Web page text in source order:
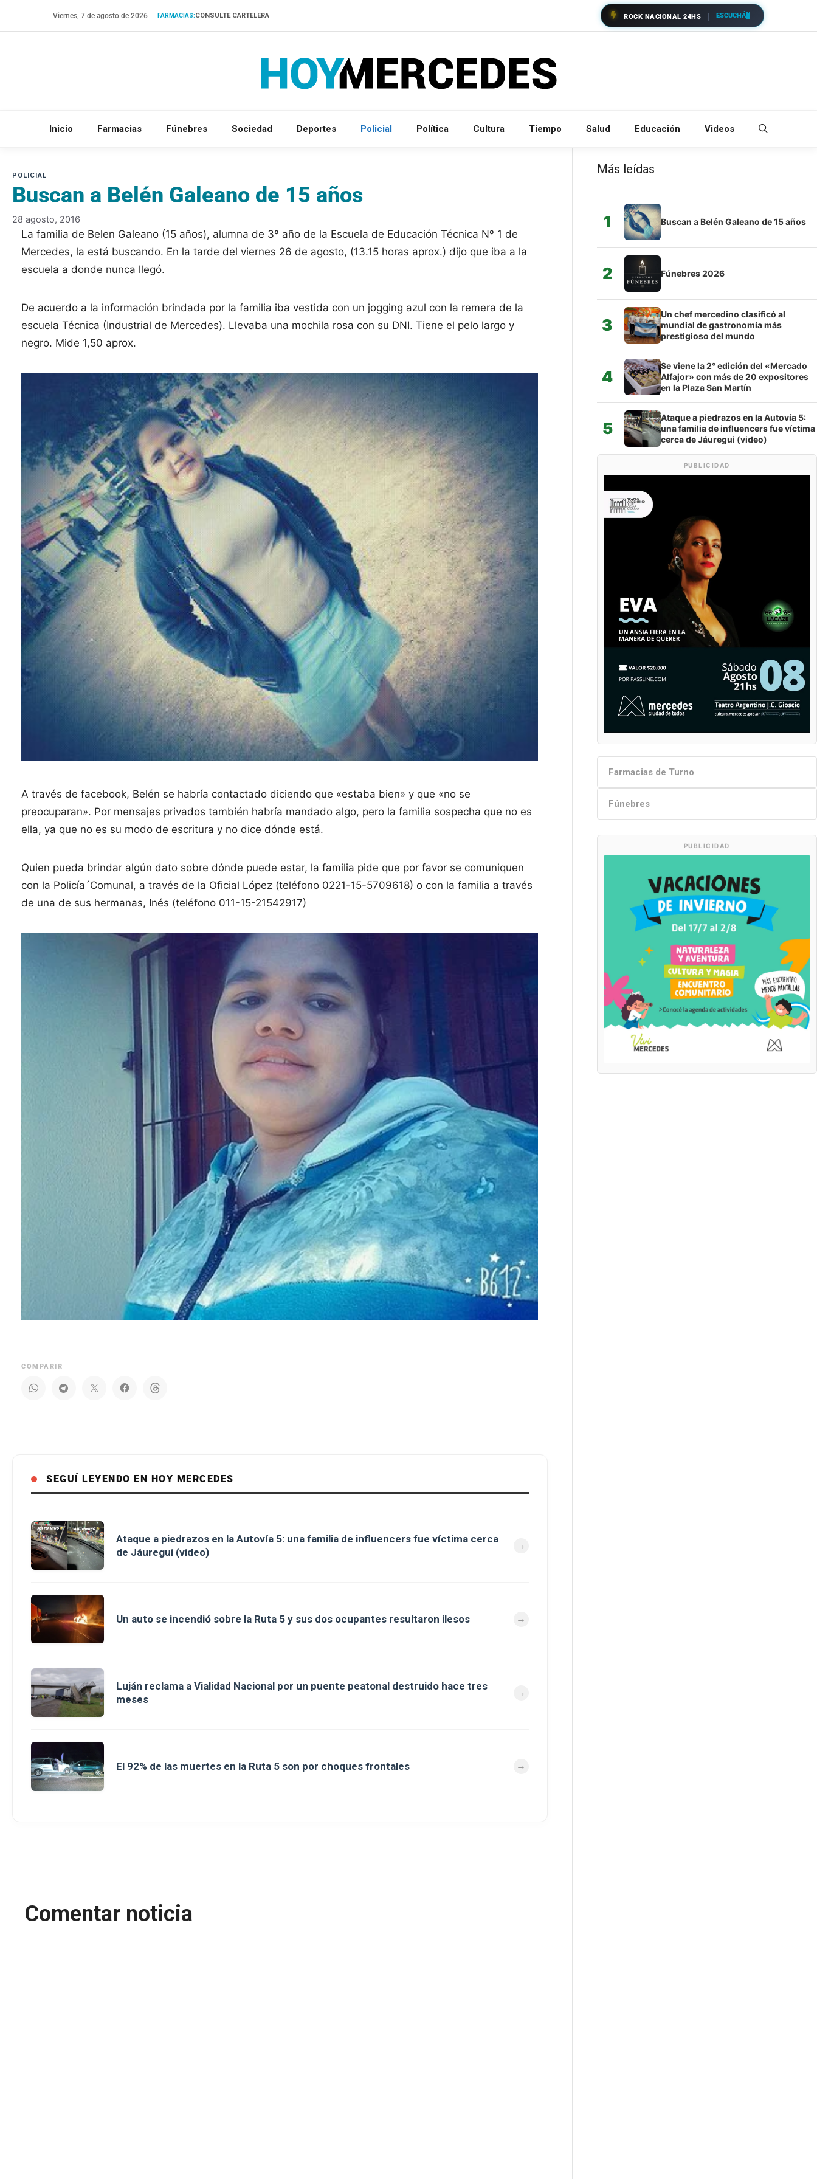
Viernes, 7 de agosto de 2026 FARMACIAS:CONSULTE CARTELERA ROCK NACIONAL 24HS ESCUCHÁ
Inicio Farmacias Fúnebres Sociedad Deportes Policial Política Cultura Tiempo Salud Educación Videos
Buscan a Belén Galeano de 15 años
28 agosto, 2016
La familia de Belen Galeano (15 años), alumna de 3º año de la Escuela de Educación Técnica Nº 1 de
Mercedes, la está buscando. En la tarde del viernes 26 de agosto, (13.15 horas aprox.) dijo que iba a la
escuela a donde nunca llegó.
De acuerdo a la información brindada por la familia iba vestida con un jogging azul con la remera de la
escuela Técnica (Industrial de Mercedes). Llevaba una mochila rosa con su DNI. Tiene el pelo largo y
negro. Mide 1,50 aprox.
A través de facebook, Belén se habría contactado diciendo que «estaba bien» y que «no se
preocuparan». Por mensajes privados también habría mandado algo, pero la familia sospecha que no es
ella, ya que no es su modo de escritura y no dice dónde está.
Quien pueda brindar algún dato sobre dónde puede estar, la familia pide que por favor se comuniquen
con la Policía´Comunal, a través de la Oficial López (teléfono 0221-15-5709618) o con la familia a través
de una de sus hermanas, Inés (teléfono 011-15-21542917)
COMPARIR
SEGUÍ LEYENDO EN HOY MERCEDES
Ataque a piedrazos en la Autovía 5: una familia de influencers fue víctima cerca
de Jáuregui (video)
Un auto se incendió sobre la Ruta 5 y sus dos ocupantes resultaron ilesos
Luján reclama a Vialidad Nacional por un puente peatonal destruido hace tres
meses
El 92% de las muertes en la Ruta 5 son por choques frontales
Comentar noticia
Más leídas
1 Buscan a Belén Galeano de 15 años
2 Fúnebres 2026
3
Un chef mercedino clasificó al
mundial de gastronomía más
prestigioso del mundo
4
Se viene la 2° edición del «Mercado
Alfajor» con más de 20 expositores
en la Plaza San Martín
5
Ataque a piedrazos en la Autovía 5:
una familia de influencers fue víctima
cerca de Jáuregui (video)
PUBLICIDAD
Farmacias de Turno
Fúnebres
PUBLICIDAD